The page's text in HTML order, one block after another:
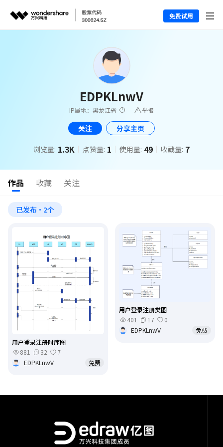
免费试用
EDPKLnwV
IP属地：黑龙江省 举报
关注 分享主页
浏览量: 1.3K 点赞量: 1 使用量: 49 收藏量: 7
作品 收藏 关注
已发布·2个
用户登录注册时序图
881
32
7
EDPKLnwV
免费
用户登录注册类图
401
17
0
EDPKLnwV
免费